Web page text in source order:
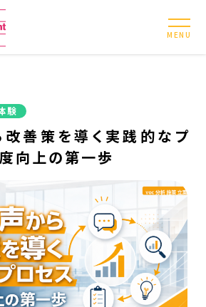
MENU
験
善策を導く実践的なプ
向上の第一歩